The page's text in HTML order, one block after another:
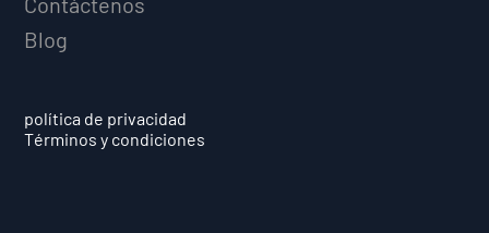
Blog
política de privacidad
Términos y condiciones